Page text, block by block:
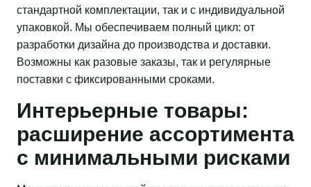
стандартной комплектации, так и с индивидуальной
упаковкой. Мы обеспечиваем полный цикл: от
разработки дизайна до производства и доставки.
Возможны как разовые заказы, так и регулярные
поставки с фиксированными сроками.
Интерьерные товары:
расширение ассортимента
с минимальными рисками